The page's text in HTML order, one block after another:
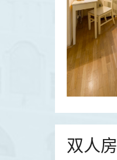
双人房